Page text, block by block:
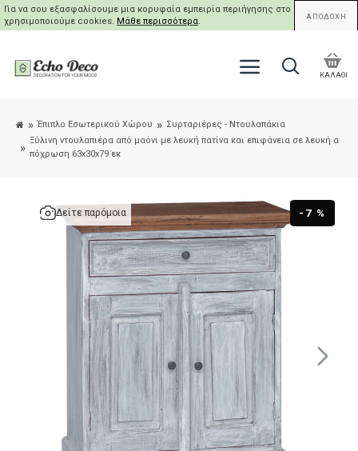
Για να σου εξασφαλίσουμε μια κορυφαία εμπειρία περιήγησης στο site μας,
χρησιμοποιούμε cookies. Μάθε περισσότερα. ΑΠΟΔΟΧΗ
ΚΑΛΑΘΙ
Έπιπλο Εσωτερικού Χώρου
Συρταριέρες - Ντουλαπάκια
Ξύλινη ντουλαπιέρα από μαόνι με λευκή πατίνα και επιφάνεια σε λευκή α
πόχρωση 63x30x79 εκ
-7 %
Δείτε παρόμοια